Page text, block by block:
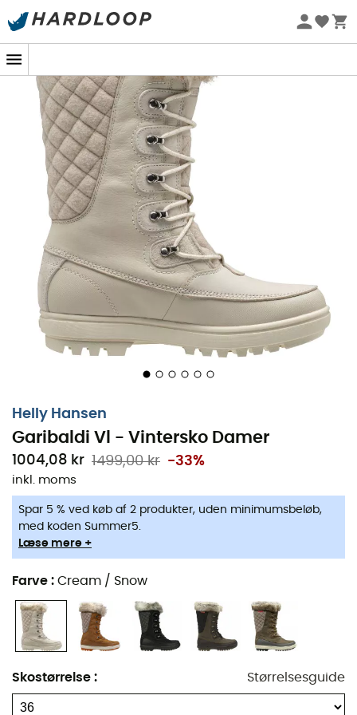
-5% Extra - Kode Summer5
Helly Hansen
Garibaldi Vl - Vintersko Damer
1004,08 kr 1499,00 kr -33%
inkl. moms
Spar 5 % ved køb af 2 produkter, uden minimumsbeløb,
med koden Summer5.
Læse mere +
Farve : Cream / Snow
Skostørrelse : Størrelsesguide
For at holde fødderne varme trods meget barske
vinterforhold har
Helly Hansen designetGaribaldi VL
vintersko. Udstyret med enbeskyttende kant,
klar til at ledsage dig på alle dine udflugter. Frem for alt,
ved at kombinere stil og funktionalitet til perfektion, kan